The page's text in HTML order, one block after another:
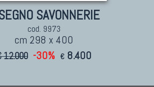
SAVONNERIE
cod. 9973
cm 298 x 400
12.000 -30% € 8.400